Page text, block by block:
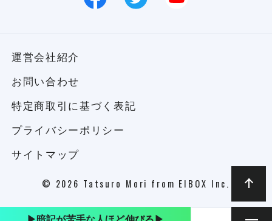
運営会社紹介
お問い合わせ
特定商取引に基づく表記
プライバシーポリシー
サイトマップ
© 2026 Tatsuro Mori from EIBOX Inc.